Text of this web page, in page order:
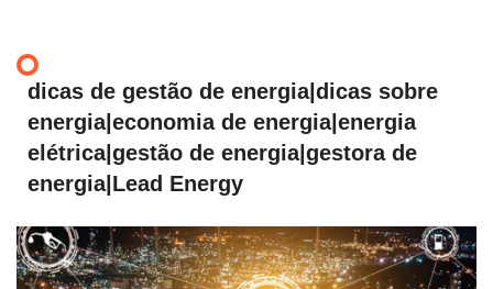
dicas de gestão de energia|dicas sobre
energia|economia de energia|energia
elétrica|gestão de energia|gestora de
energia|Lead Energy